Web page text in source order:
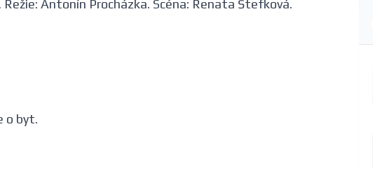
Antonín Procházka. Scéna: Renata Štefková.
o byt.